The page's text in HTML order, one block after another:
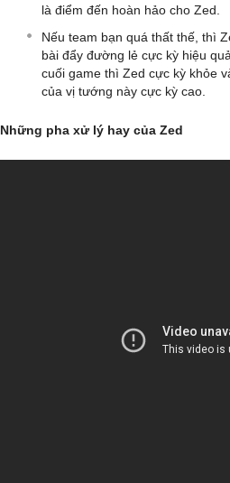
là điểm đến hoàn hảo cho Zed.
Nếu team bạn quá thất thế, thì
bài đẩy đường lẻ cực kỳ hiệu
cuối game thì Zed cực kỳ khỏe
của vị tướng này cực kỳ cao.
Những pha xử lý hay của Zed